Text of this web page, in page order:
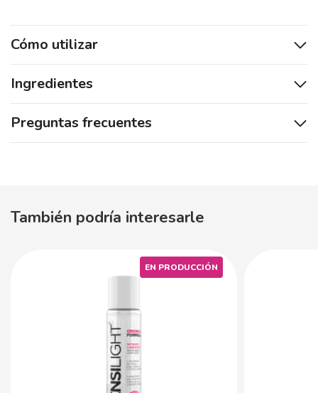
Cómo utilizar
Ingredientes
Preguntas frecuentes
También podría interesarle
EN PRODUCCIÓN